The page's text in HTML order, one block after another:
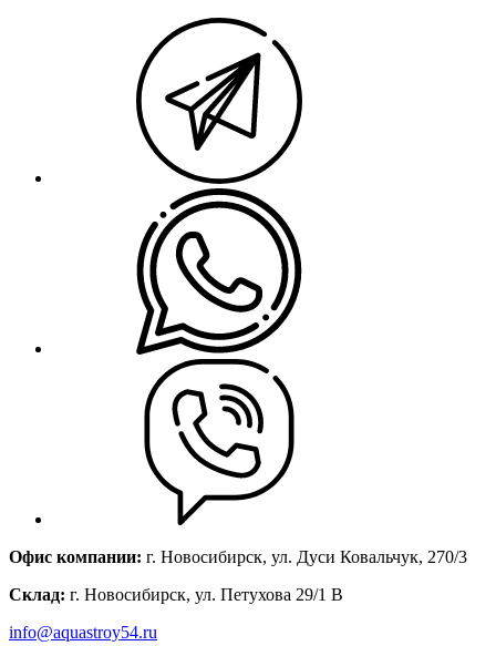
Офис компании: г. Новосибирск, ул. Дуси Ковальчук, 270/3
Склад: г. Новосибирск, ул. Петухова 29/1 В
info@aquastroy54.ru